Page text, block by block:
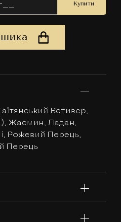
Купити
Ветивер,
Жасмин, Ладан,
Рожевий Перець,
Перець